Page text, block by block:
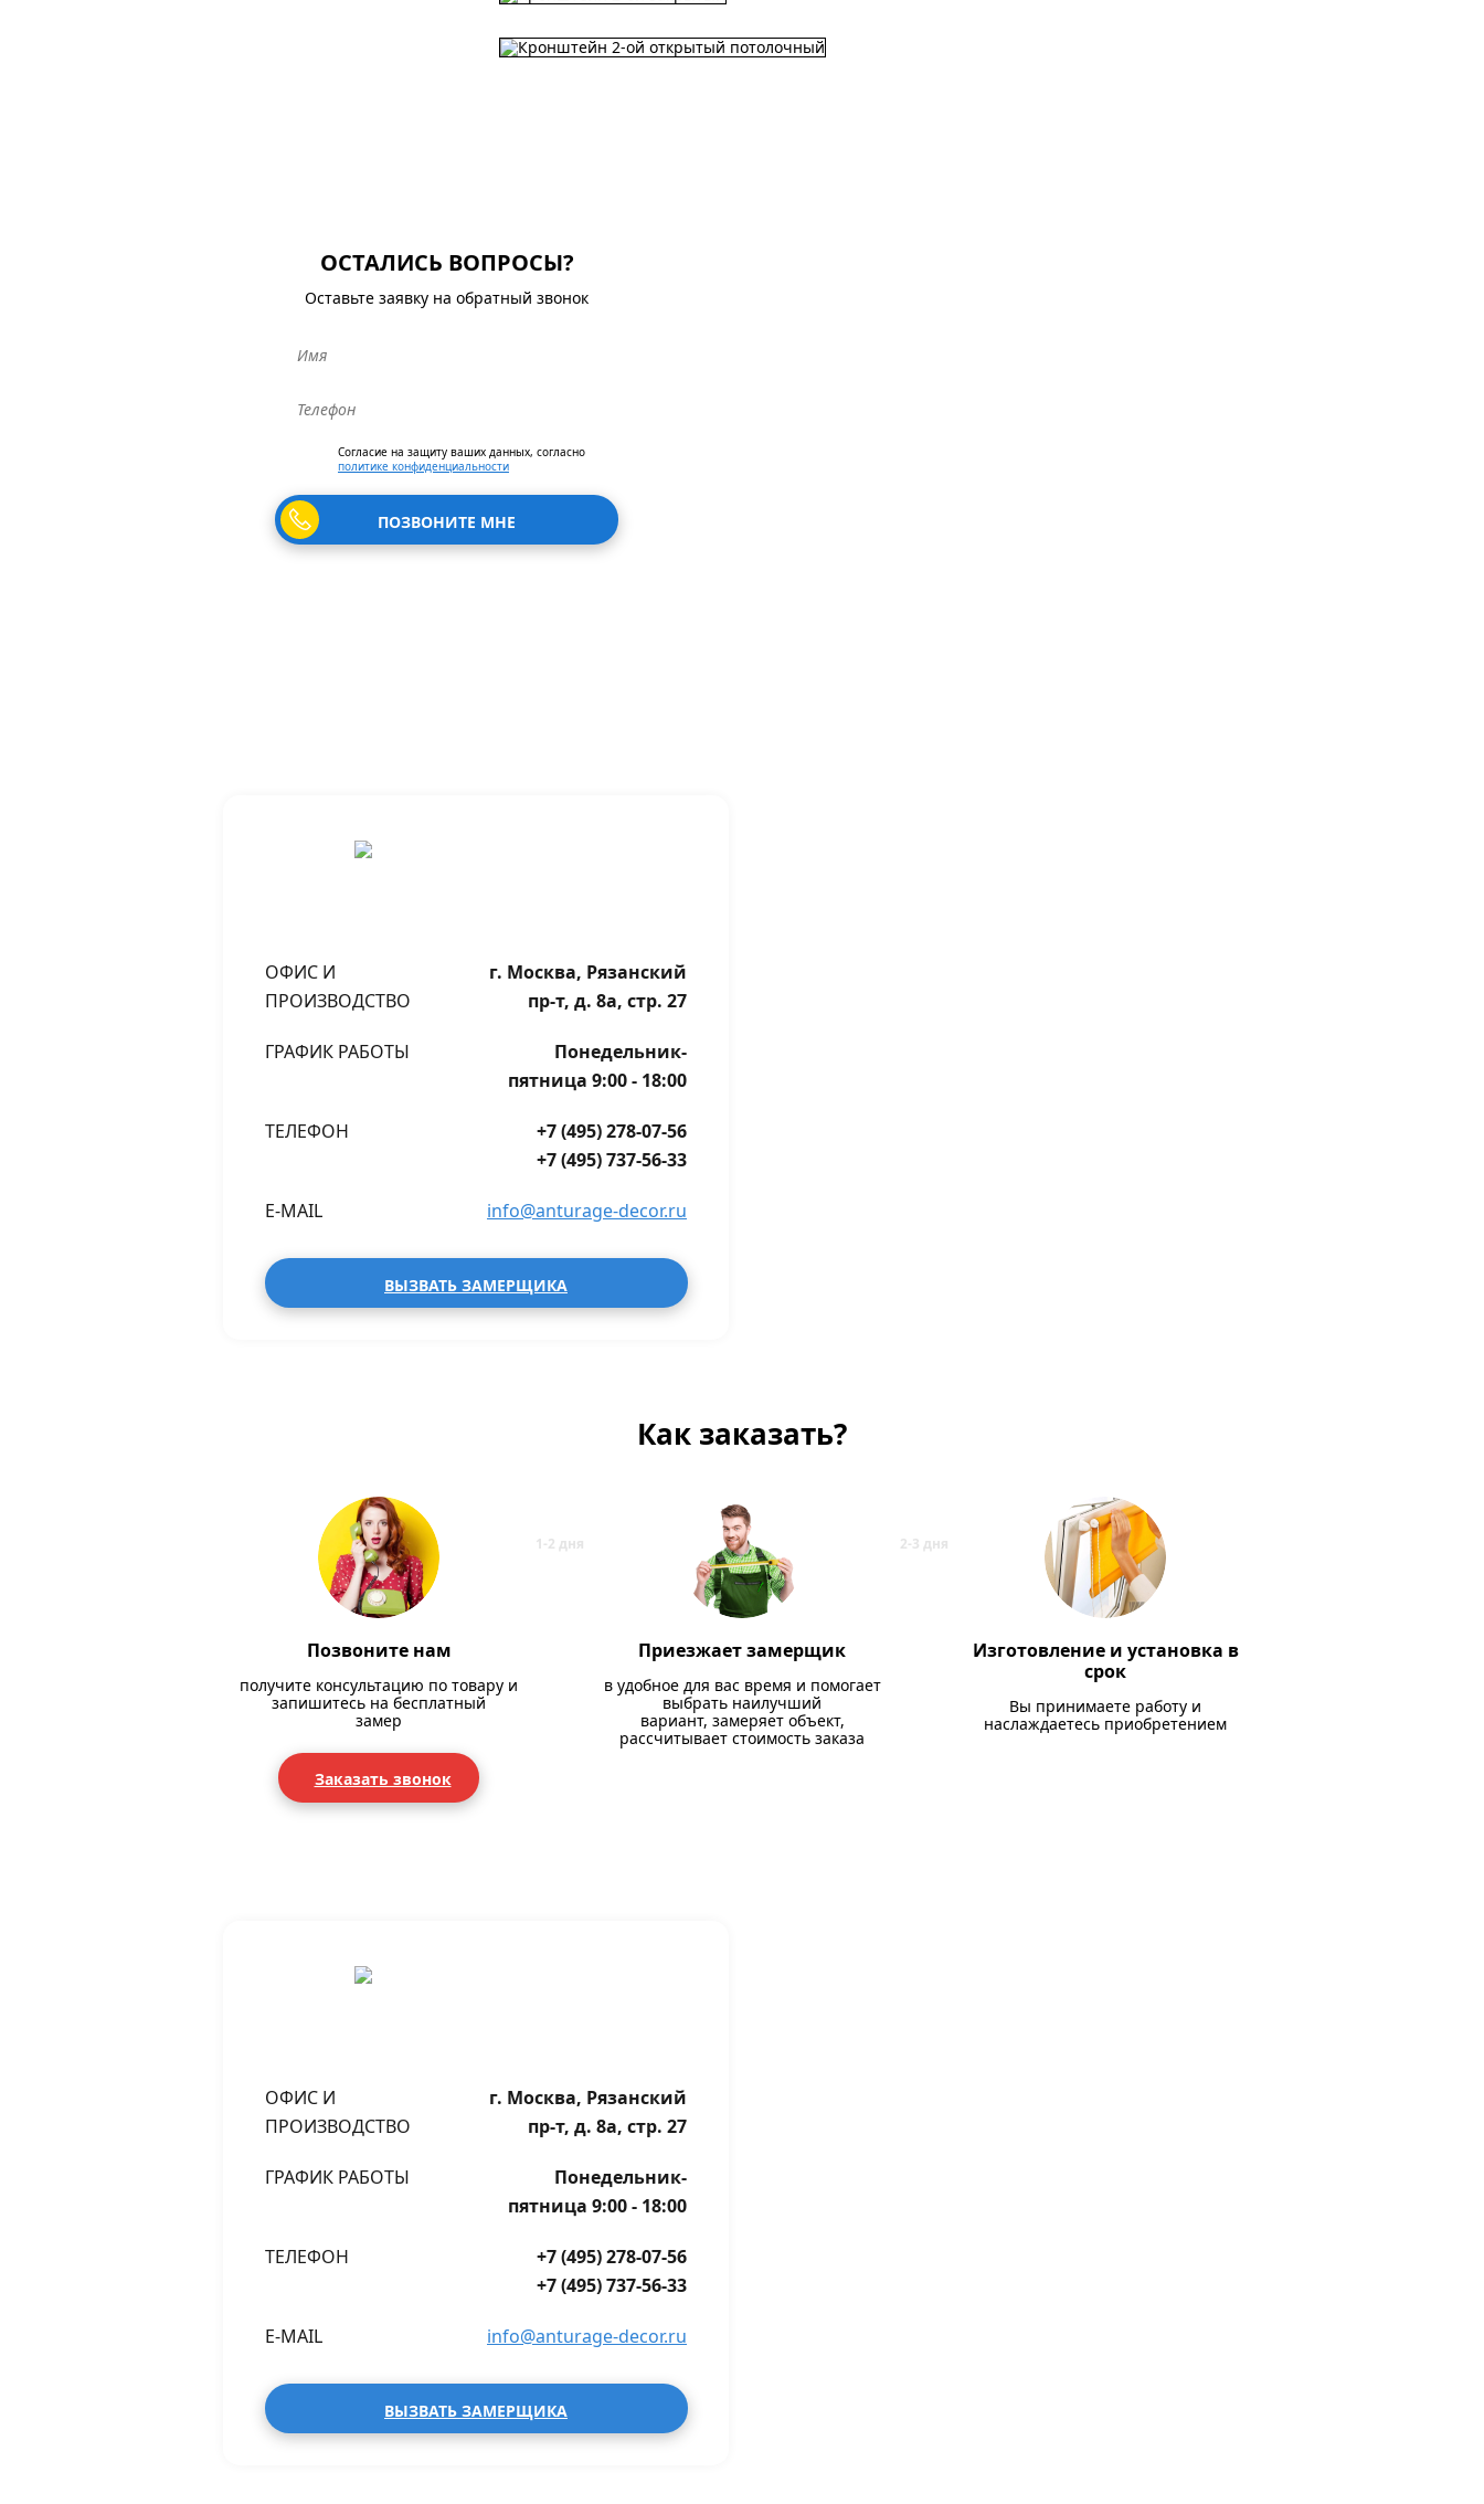
ОСТАЛИСЬ ВОПРОСЫ?
Оставьте заявку на обратный звонок
Согласие на защиту ваших данных, согласно
политике конфиденциальности
ПОЗВОНИТЕ МНЕ
ОФИС И
ПРОИЗВОДСТВО
г. Москва, Рязанский
пр-т, д. 8а, стр. 27
ГРАФИК РАБОТЫ
Понедельник-
пятница 9:00 - 18:00
ТЕЛЕФОН
+7 (495) 278-07-56
+7 (495) 737-56-33
E-MAIL info@anturage-decor.ru
ВЫЗВАТЬ ЗАМЕРЩИКА
Как заказать?
Позвоните нам
получите консультацию по товару и
запишитесь на бесплатный
замер
Заказать звонок
Приезжает замерщик
в удобное для вас время и помогает
выбрать наилучший
вариант, замеряет объект,
рассчитывает стоимость заказа
Изготовление и установка в
срок
Вы принимаете работу и
наслаждаетесь приобретением
ОФИС И
ПРОИЗВОДСТВО
г. Москва, Рязанский
пр-т, д. 8а, стр. 27
ГРАФИК РАБОТЫ
Понедельник-
пятница 9:00 - 18:00
ТЕЛЕФОН
+7 (495) 278-07-56
+7 (495) 737-56-33
E-MAIL info@anturage-decor.ru
ВЫЗВАТЬ ЗАМЕРЩИКА